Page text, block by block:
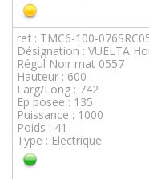
ref : TMC6-100-
Désignation : VUELTA
Régul Noir mat 0557
Hauteur : 600
Larg/Long : 742
Ep posee : 135
Puissance : 1000
Poids : 41
Type : Electrique